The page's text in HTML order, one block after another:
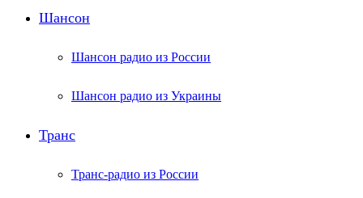
Шансон
Шансон радио из России
Шансон радио из Украины
Транс
Транс-радио из России